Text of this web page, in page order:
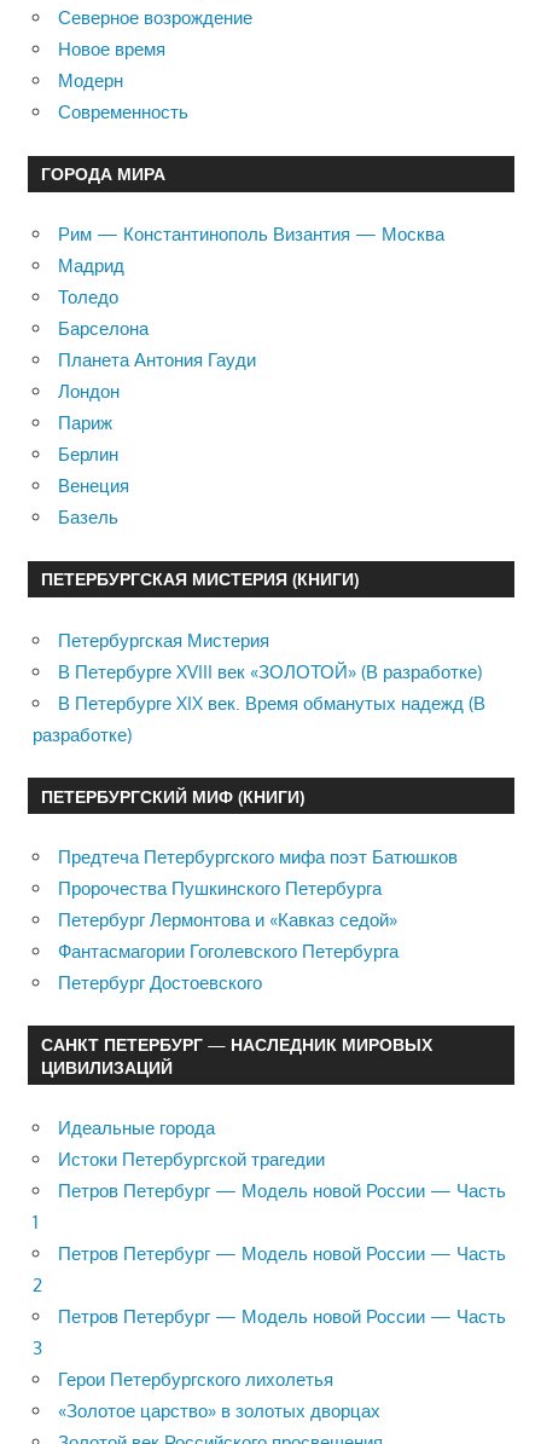
Северное возрождение
Новое время
Модерн
Современность
ГОРОДА МИРА
Рим — Константинополь Византия — Москва
Мадрид
Толедо
Барселона
Планета Антония Гауди
Лондон
Париж
Берлин
Венеция
Базель
ПЕТЕРБУРГСКАЯ МИСТЕРИЯ (КНИГИ)
Петербургская Мистерия
В Петербурге XVIII век «ЗОЛОТОЙ» (В разработке)
В Петербурге XIX век. Время обманутых надежд (В
разработке)
ПЕТЕРБУРГСКИЙ МИФ (КНИГИ)
Предтеча Петербургского мифа поэт Батюшков
Пророчества Пушкинского Петербурга
Петербург Лермонтова и «Кавказ седой»
Фантасмагории Гоголевского Петербурга
Петербург Достоевского
САНКТ ПЕТЕРБУРГ — НАСЛЕДНИК МИРОВЫХ
ЦИВИЛИЗАЦИЙ
Идеальные города
Истоки Петербургской трагедии
Петров Петербург — Модель новой России — Часть
1
Петров Петербург — Модель новой России — Часть
2
Петров Петербург — Модель новой России — Часть
3
Герои Петербургского лихолетья
«Золотое царство» в золотых дворцах